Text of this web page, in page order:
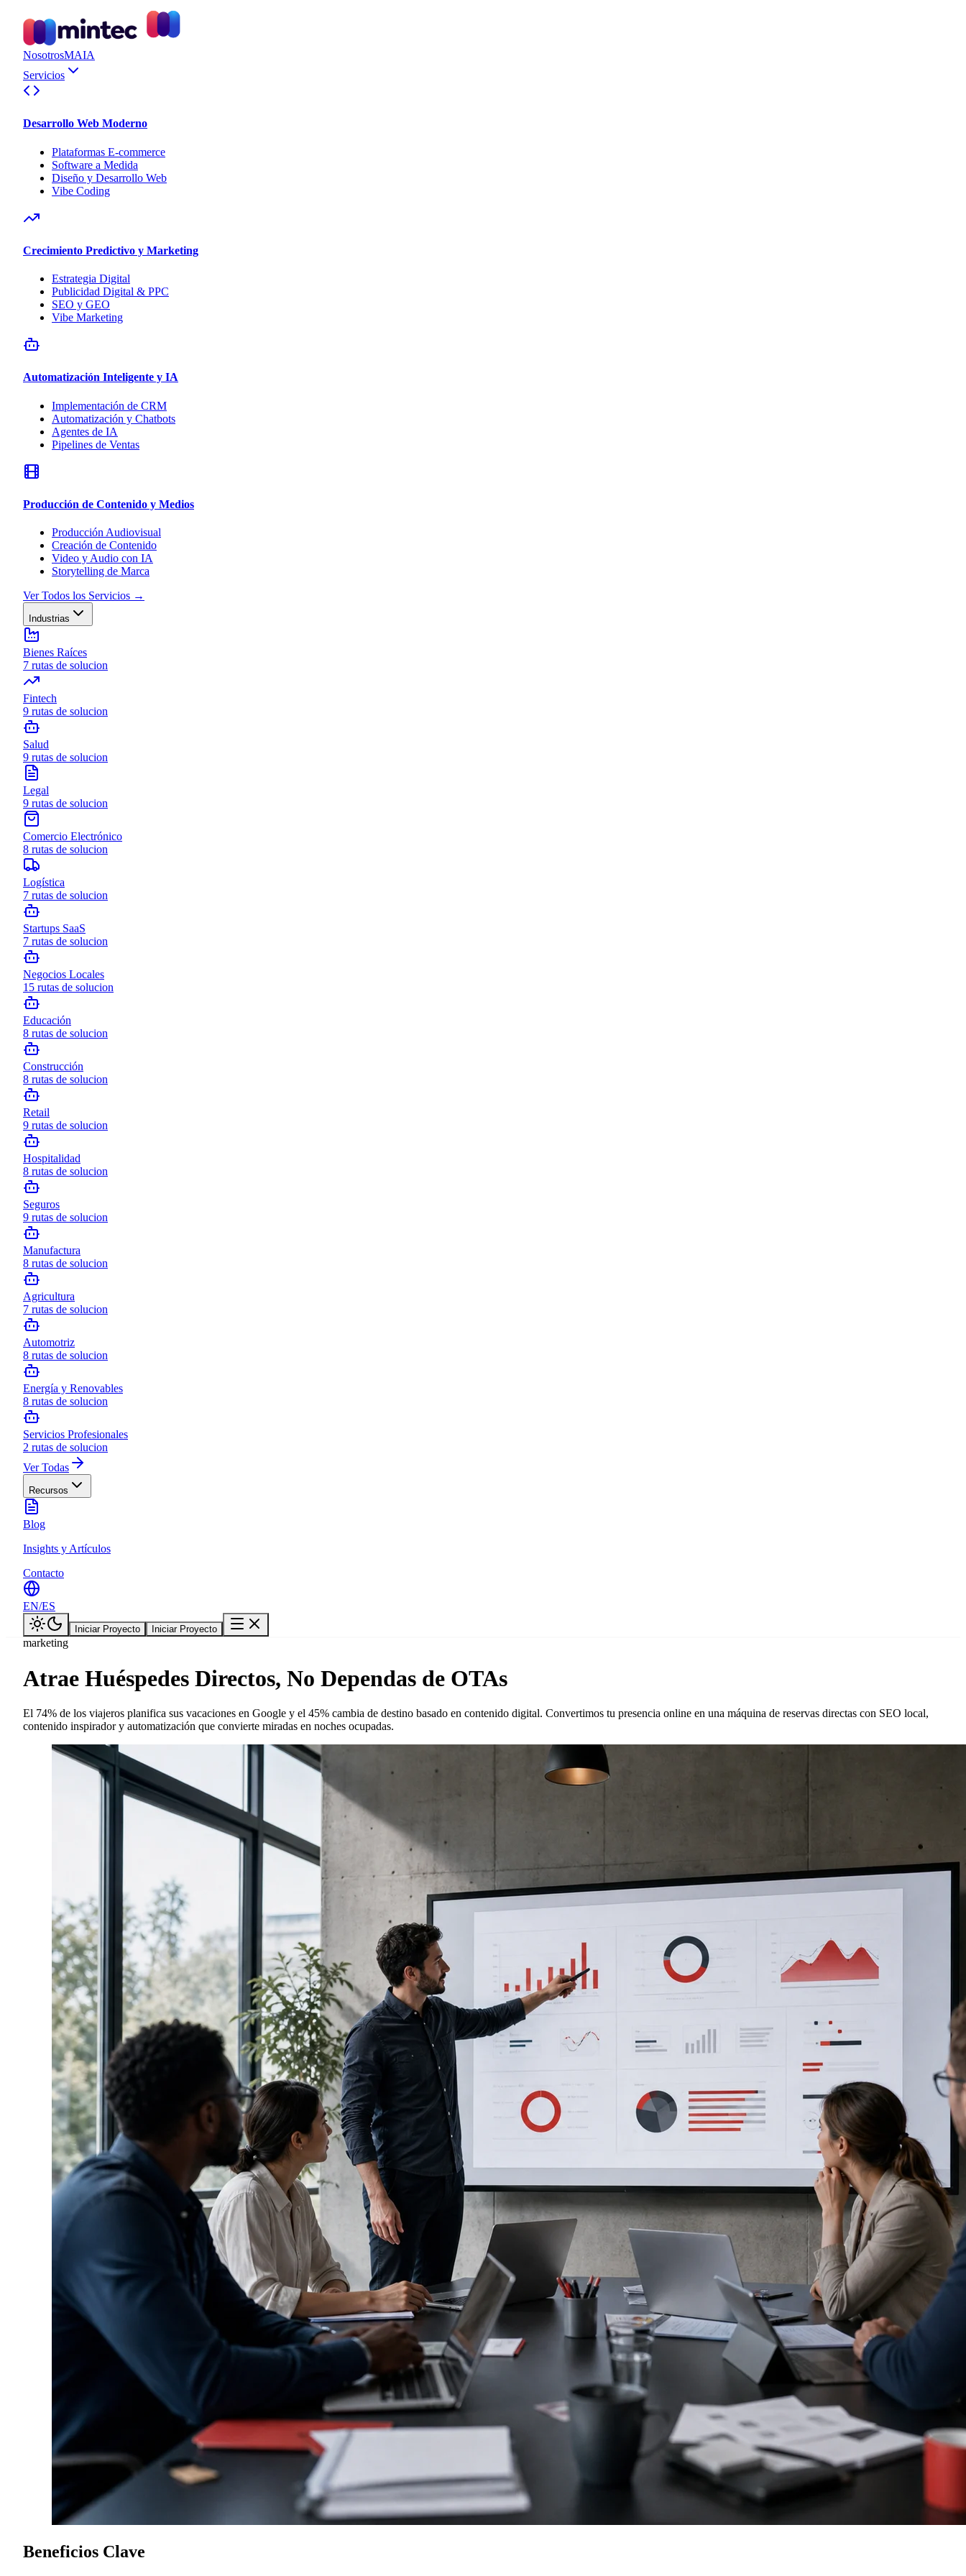
NosotrosMAIA
Servicios
Desarrollo Web Moderno
Plataformas E-commerce
Software a Medida
Diseño y Desarrollo Web
Vibe Coding
Crecimiento Predictivo y Marketing
Estrategia Digital
Publicidad Digital & PPC
SEO y GEO
Vibe Marketing
Automatización Inteligente y IA
Implementación de CRM
Automatización y Chatbots
Agentes de IA
Pipelines de Ventas
Producción de Contenido y Medios
Producción Audiovisual
Creación de Contenido
Video y Audio con IA
Storytelling de Marca
Ver Todos los Servicios →
Industrias
Bienes Raíces
7 rutas de solucion
Fintech
9 rutas de solucion
Salud
9 rutas de solucion
Legal
9 rutas de solucion
Comercio Electrónico
8 rutas de solucion
Logística
7 rutas de solucion
Startups SaaS
7 rutas de solucion
Negocios Locales
15 rutas de solucion
Educación
8 rutas de solucion
Construcción
8 rutas de solucion
Retail
9 rutas de solucion
Hospitalidad
8 rutas de solucion
Seguros
9 rutas de solucion
Manufactura
8 rutas de solucion
Agricultura
7 rutas de solucion
Automotriz
8 rutas de solucion
Energía y Renovables
8 rutas de solucion
Servicios Profesionales
2 rutas de solucion
Ver Todas
Recursos
Blog
Insights y Artículos
Contacto
EN/ES
Iniciar Proyecto Iniciar Proyecto
marketing
Atrae Huéspedes Directos, No Dependas de OTAs
El 74% de los viajeros planifica sus vacaciones en Google y el 45% cambia de destino basado en contenido digital. Convertimos tu presencia online en una máquina de reservas directas con SEO local,
contenido inspirador y automatización que convierte miradas en noches ocupadas.
Beneficios Clave